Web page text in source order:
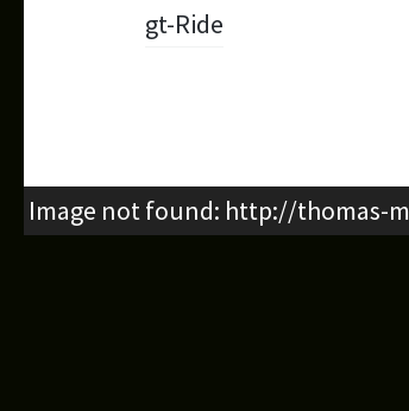
gt-Ride
Image not found: http://thomas-